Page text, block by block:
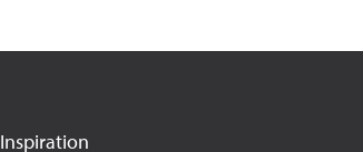
Inspiration